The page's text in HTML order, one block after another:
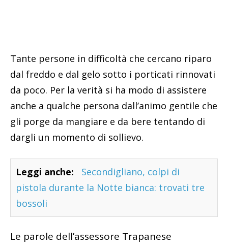
Tante persone in difficoltà che cercano riparo
dal freddo e dal gelo sotto i porticati rinnovati
da poco. Per la verità si ha modo di assistere
anche a qualche persona dall’animo gentile che
gli porge da mangiare e da bere tentando di
dargli un momento di sollievo.
Leggi anche:
Secondigliano, colpi di
pistola durante la Notte bianca: trovati tre
bossoli
Le parole dell’assessore Trapanese